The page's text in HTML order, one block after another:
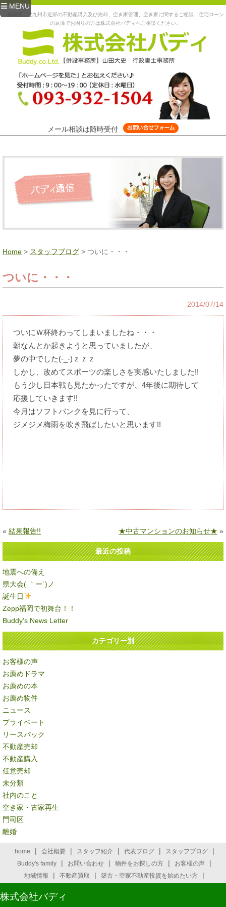
MENU
福岡県、北九州市近郊の不動産購入及び売却、空き家管理、空き家に関するご相談、住宅ローン
の返済でお困りの方は株式会社バディへご相談ください。
メール相談は随時受付
Home > スタッフブログ > ついに・・・
ついに・・・
2014/07/14
ついにＷ杯終わってしまいましたね・・・
朝なんとか起きようと思っていましたが、
夢の中でした(-_-)ｚｚｚ
しかし、改めてスポーツの楽しさを実感いたしました!!
もう少し日本戦も見たかったですが、4年後に期待して
応援していきます!!
今月はソフトバンクを見に行って、
ジメジメ梅雨を吹き飛ばしたいと思います!!
« 結果報告!! ★中古マンションのお知らせ★ »
最近の投稿
地震への備え
県大会( ｀ー´)ノ
誕生日
Zepp福岡で初舞台！！
Buddy’s News Letter
カテゴリー別
お客様の声
お薦めドラマ
お薦めの本
お薦め物件
ニュース
プライベート
リースバック
不動産売却
不動産購入
任意売却
未分類
社内のこと
空き家・古家再生
門司区
離婚
home | 会社概要 | スタッフ紹介 | 代表ブログ | スタッフブログ |
Buddy's family | お問い合わせ | 物件をお探しの方 | お客様の声 |
地域情報 | 不動産買取 | 築古・空家不動産投資を始めたい方 |
株式会社バディ